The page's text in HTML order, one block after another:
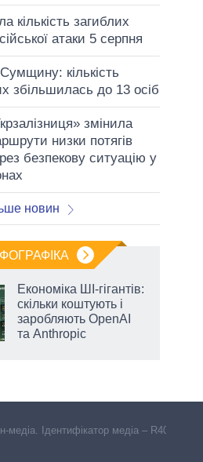
кількість загиблих
атаки 5 серпня
кількість
збільшилась до 13 осіб
змінила
низки потягів
безпекову ситуацію у
новин
Економіка ШІ-гігантів:
скільки коштують і
заробляють OpenAI
та Anthropic
медіа. Ідентифікатор медіа – R40-